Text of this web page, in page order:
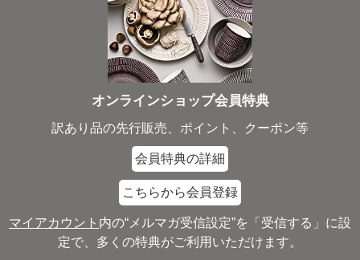
オンラインショップ会員特典
訳あり品の先行販売、ポイント、クーポン等
会員特典の詳細
こちらから会員登録
マイアカウント 内の“メルマガ受信設定”を「受信する」に設
定で、多くの特典がご利用いただけます。